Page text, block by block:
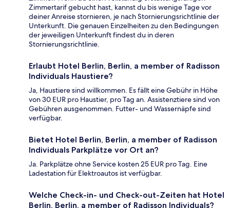
Zimmertarif gebucht hast, kannst du bis wenige Tage vor
deiner Anreise stornieren, je nach Stornierungsrichtlinie der
Unterkunft. Die genauen Einzelheiten zu den Bedingungen
der jeweiligen Unterkunft findest du in deren
Stornierungsrichtlinie.
Erlaubt Hotel Berlin, Berlin, a member of Radisson
Individuals Haustiere?
Ja, Haustiere sind willkommen. Es fällt eine Gebühr in Höhe
von 30 EUR pro Haustier, pro Tag an. Assistenztiere sind von
Gebühren ausgenommen. Futter- und Wassernäpfe sind
verfügbar.
Bietet Hotel Berlin, Berlin, a member of Radisson
Individuals Parkplätze vor Ort an?
Ja. Parkplätze ohne Service kosten 25 EUR pro Tag. Eine
Ladestation für Elektroautos ist verfügbar.
Welche Check-in- und Check-out-Zeiten hat Hotel
Berlin, Berlin, a member of Radisson Individuals?